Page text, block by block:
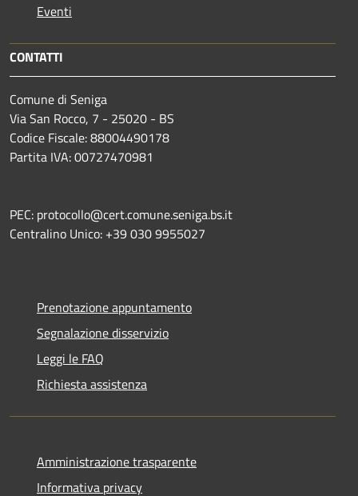
Eventi
CONTATTI
Comune di Seniga
Via San Rocco, 7 - 25020 - BS
Codice Fiscale: 88004490178
Partita IVA: 00727470981
PEC: protocollo@cert.comune.seniga.bs.it
Centralino Unico: +39 030 9955027
Prenotazione appuntamento
Segnalazione disservizio
Leggi le FAQ
Richiesta assistenza
Amministrazione trasparente
Informativa privacy